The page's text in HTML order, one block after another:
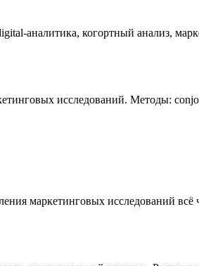
аналитика, когортный анализ,
исследований. Методы:
маркетинговых исследований всё